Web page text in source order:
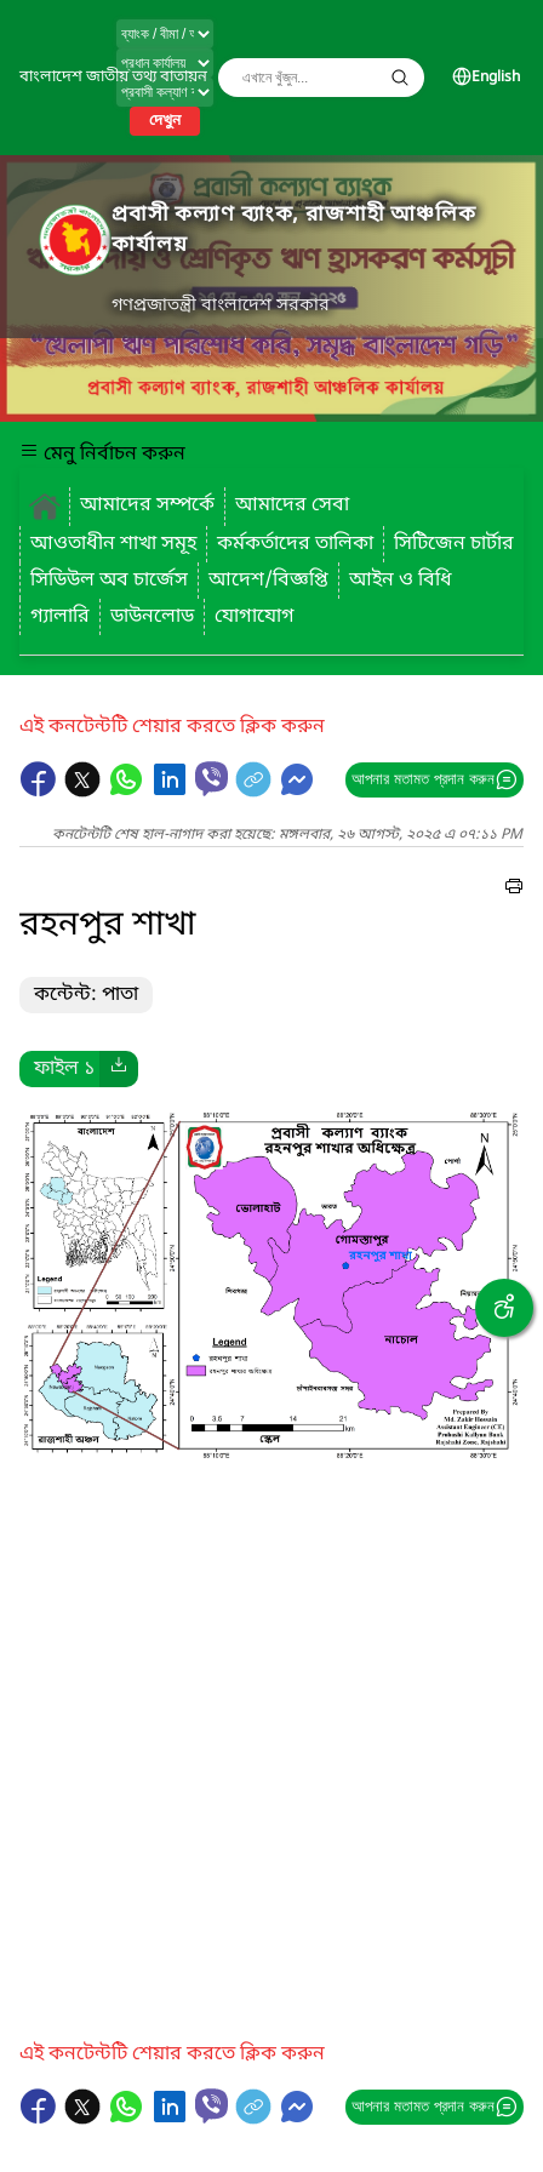
বাংলাদেশ জাতীয় তথ্য বাতায়ন
দেখুন
English
প্রবাসী কল্যাণ ব্যাংক, রাজশাহী আঞ্চলিক
কার্যালয়
গণপ্রজাতন্ত্রী বাংলাদেশ সরকার
মেনু নির্বাচন করুন
আমাদের সম্পর্কে
আমাদের সেবা
আওতাধীন শাখা সমূহ
কর্মকর্তাদের তালিকা
সিটিজেন চার্টার
সিডিউল অব চার্জেস
আদেশ/বিজ্ঞপ্তি
আইন ও বিধি
গ্যালারি
ডাউনলোড যোগাযোগ
এই কনটেন্টটি শেয়ার করতে ক্লিক করুন
আপনার মতামত প্রদান করুন
কনটেন্টটি শেষ হাল-নাগাদ করা হয়েছে: মঙ্গলবার, ২৬ আগস্ট, ২০২৫ এ ০৭:১১ PM
রহনপুর শাখা
কন্টেন্ট: পাতা
ফাইল ১
এই কনটেন্টটি শেয়ার করতে ক্লিক করুন
আপনার মতামত প্রদান করুন